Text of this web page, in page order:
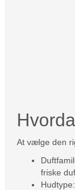
At vælge den
friske